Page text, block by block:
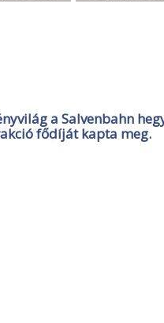
a Salvenbahn
fődíját kapta meg.